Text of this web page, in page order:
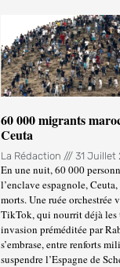
60 000 migrants
Ceuta
La Rédaction 31 Juillet
En une nuit, 60 000
l’enclave espagnole,
morts. Une ruée orchestrée
TikTok, qui nourrit déjà les
invasion préméditée par
s’embrase, entre renforts
suspendre l’Espagne de